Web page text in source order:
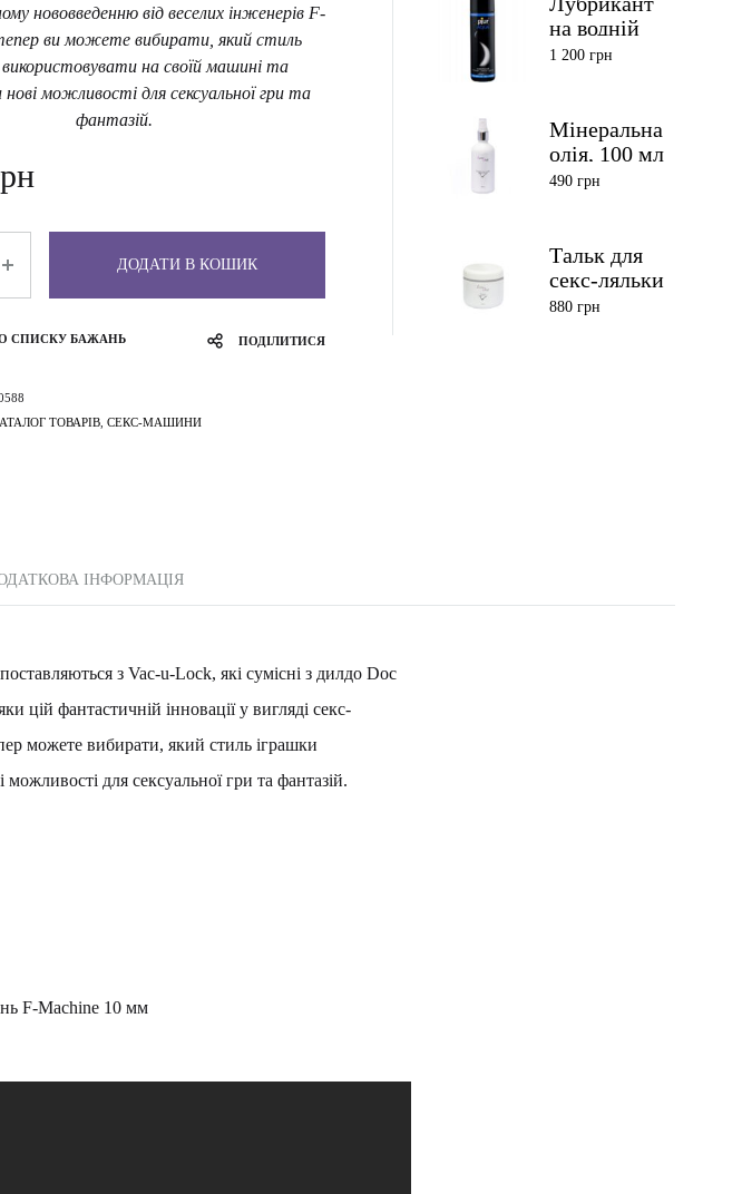
нововведенню від веселих інженерів F-
ви можете вибирати, який стиль
використовувати на своїй машині та
нові можливості для сексуальної гри та
фантазій.
ДОДАТИ В КОШИК
СПИСКУ БАЖАНЬ ПОДІЛИТИСЯ
ТОВАРІВ, СЕКС-МАШИНИ
на водній
основі Pjur
1 200грн
Мінеральна
олія, 100 мл
490грн
Тальк для
секс-ляльки
880грн
ІНФОРМАЦІЯ
з Vac-u-Lock, які сумісні з дилдо Doc
цій фантастичній інновації у вигляді секс-
можете вибирати, який стиль іграшки
для сексуальної гри та фантазій.
F-Machine 10 мм